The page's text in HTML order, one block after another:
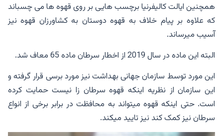
همچنین ایالت کالیفرنیا برچسب هایی بر روی قهوه ها می چسباند
که علاوه بر پیام خلاف به قهوه دوستان به کشاورزان قهوه نیز
آسیب میرساند.
البته این ماده در سال 2019 از اخطار سرطان ماده 65 معاف شد.
این مورد توسط سازمان جهانی بهداشت نیز مورد برسی قرار گرفته و
این سازمان از نظریه اینکه قهوه سرطان زا نیست حمایت کرده
است. حتی اینکه قهوه میتواند به محافظت در برابر برخی از انواع
سرطان نیز کمک کند نیز تایید میکند.